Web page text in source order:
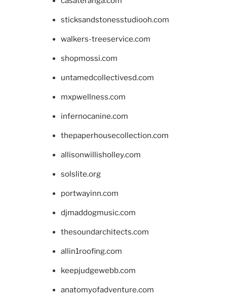
sticksandstonesstudiooh.com
walkers-treeservice.com
shopmossi.com
untamedcollectivesd.com
mxpwellness.com
infernocanine.com
thepaperhousecollection.com
allisonwillisholley.com
solslite.org
portwayinn.com
djmaddogmusic.com
thesoundarchitects.com
allin1roofing.com
keepjudgewebb.com
anatomyofadventure.com